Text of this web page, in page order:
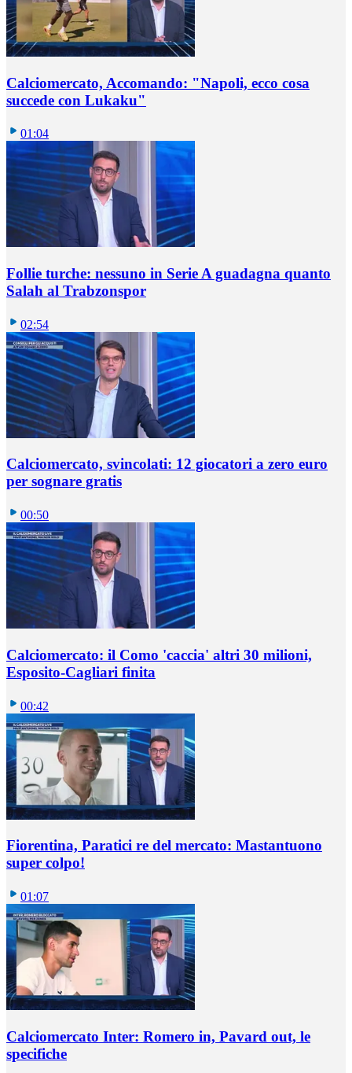
Calciomercato, Accomando: "Napoli, ecco cosa
succede con Lukaku"
01:04
Follie turche: nessuno in Serie A guadagna quanto
Salah al Trabzonspor
02:54
Calciomercato, svincolati: 12 giocatori a zero euro
per sognare gratis
00:50
Calciomercato: il Como 'caccia' altri 30 milioni,
Esposito-Cagliari finita
00:42
Fiorentina, Paratici re del mercato: Mastantuono
super colpo!
01:07
Calciomercato Inter: Romero in, Pavard out, le
specifiche